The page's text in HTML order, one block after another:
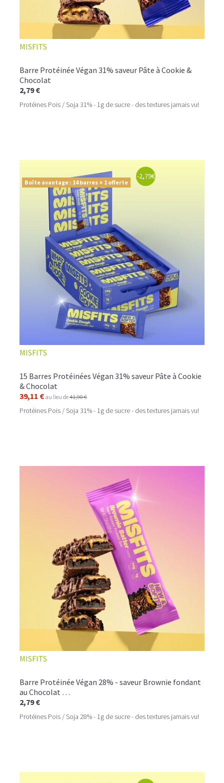
MISFITS
Barre Protéinée Végan 31% saveur Pâte à Cookie &
Chocolat
2,79 €
Protéines Pois / Soja 31% - 1g de sucre - des textures jamais vu!
Boîte avantage : 14 barres + 1 offerte
-2,79€
MISFITS
15 Barres Protéinées Végan 31% saveur Pâte à Cookie
& Chocolat
39,11 € au lieu de41,90 €
Protéines Pois / Soja 31% - 1g de sucre - des textures jamais vu!
MISFITS
Barre Protéinée Végan 28% - saveur Brownie fondant
au Chocolat …
2,79 €
Protéines Pois / Soja 28% - 1g de sucre - des textures jamais vu!